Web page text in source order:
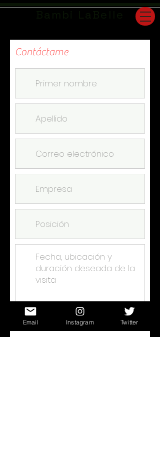
San Francisco Bay Area | Travel Companion
Contáctame
Enviar
Email Instagram Twitter